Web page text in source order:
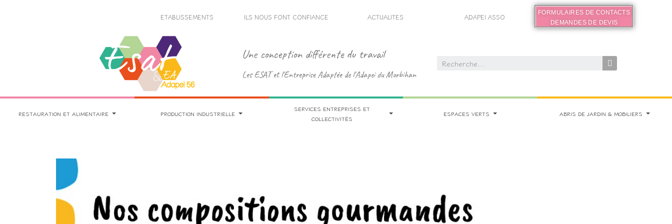
ETABLISSEMENTS ILS NOUS FONT CONFIANCE ACTUALITES ADAPEI ASSO
FORMULAIRES DE CONTACTS
DEMANDES DE DEVIS
Une conception différente du travail
Les ESAT et l'Entreprise Adaptée de l'Adapei du Morbihan
RESTAURATION ET ALIMENTAIRE PRODUCTION INDUSTRIELLE
SERVICES ENTREPRISES ET
COLLECTIVITÉS
ESPACES VERTS ABRIS DE JARDIN & MOBILIERS